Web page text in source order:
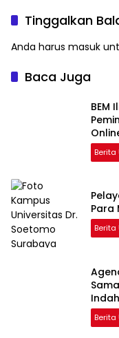
Tinggalkan
Anda harus masuk
Baca Juga
BEM
Para